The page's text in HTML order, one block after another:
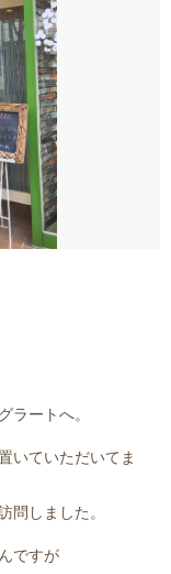
ラートへ。
いていただいてま
問しました。
ですが